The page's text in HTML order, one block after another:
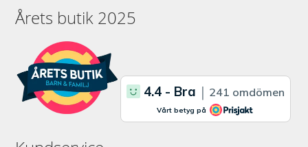
Årets butik 2025